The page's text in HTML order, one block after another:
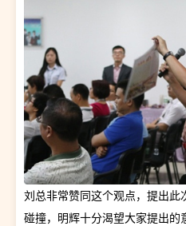
刘总非常赞同这个观点，提出此
碰撞，明辉十分渴望大家提出的